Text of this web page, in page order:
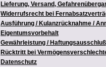
Lieferung, Versand,
Widerrufsrecht bei
Ausführung / Kulanzrücknahme /
Eigentumsvorbehalt
Gewährleistung / Haftungsausschluß
Rücktritt bei
Datenschutz